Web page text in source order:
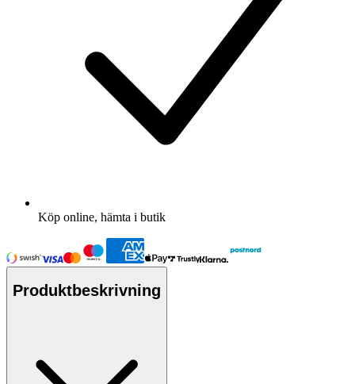
Köp online, hämta i butik
Produktbeskrivning